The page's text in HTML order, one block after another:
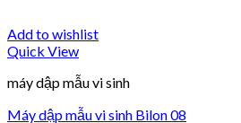
Add to wishlist
Quick View
máy dập mẫu vi sinh
Máy dập mẫu vi sinh Bilon 08